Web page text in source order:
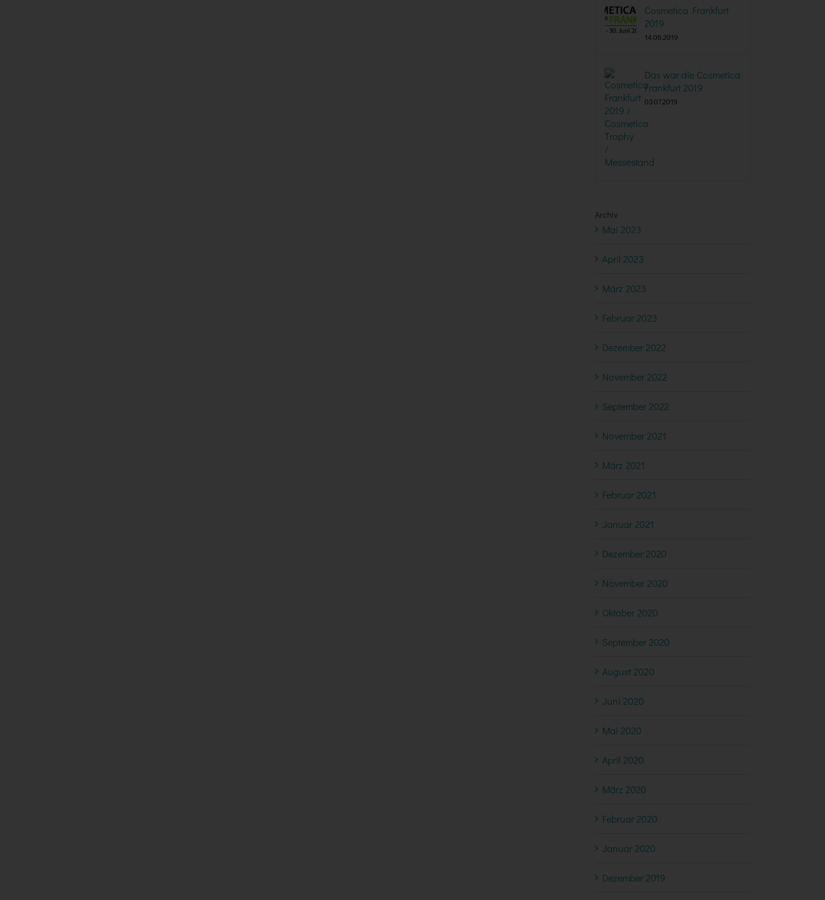
Cosmetica Frankfurt
2019
14.06.2019
Das war die Cosmetica
Frankfurt 2019
03.07.2019
Archiv
Mai 2023
April 2023
März 2023
Februar 2023
Dezember 2022
November 2022
September 2022
November 2021
März 2021
Februar 2021
Januar 2021
Dezember 2020
November 2020
Oktober 2020
September 2020
August 2020
Juni 2020
Mai 2020
April 2020
März 2020
Februar 2020
Januar 2020
Dezember 2019